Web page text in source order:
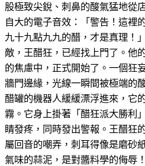
股極致尖銳、刺鼻的酸氣猛地從
自大的電子音效：「警告！這裡
九十九點九九的醋，才是真理！
敵，王醋狂，已經找上門了。他
的焦慮中，正式開始了。一個狂
牆門邊緣，光線一瞬間被極端的
醋罐的機器人緩緩漂浮進來，它
霧。它身上掛著「醋狂派大勝利
睛發疼，同時發出警報。王醋狂
屬回音的嘲弄，刺耳得像是磨砂
氣味的蒜泥，是對醬料學的侮辱